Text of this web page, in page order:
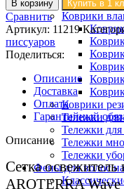
Ведра на
Коврики
Коврики
Тележки для
Тележки
Тележки
Тележки
Фены для волос
В корзину Купить в 1
Сравнить
Артикул: 11219
писсуаров
Поделиться:
Описание
Доставка
Оплата
Гарантийный
Описание
Сетка освежитель
AROTERRA Wave